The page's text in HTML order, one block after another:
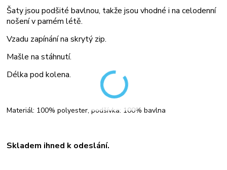
Šaty jsou podšité bavlnou, takže jsou vhodné i na celodenní
nošení v parném létě.
Vzadu zapínání na skrytý zip.
Mašle na stáhnutí.
Délka pod kolena.
Materiál: 100% polyester, podšívka: 100% bavlna
Skladem ihned k odeslání.